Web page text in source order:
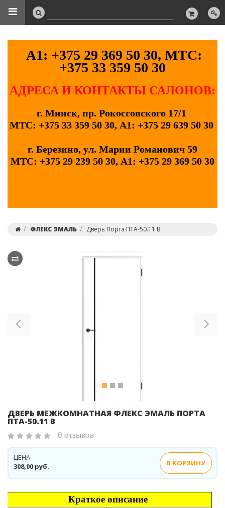
А1: +375 29 369 50 30, МТС:
+375 33 359 50 30
АДРЕСА И КОНТАКТЫ САЛОНОВ:
г. Минск, пр. Рокоссовского 17/1
МТС: +375 33 359 50 30, А1: +375 29 639 50 30
г. Березино, ул. Марии Романович 59
МТС: +375 29 239 50 30, А1: +375 29 369 50 30
ФЛЕКС ЭМАЛЬ Дверь Порта ПТА-50.11 В
ДВЕРЬ МЕЖКОМНАТНАЯ ФЛЕКС ЭМАЛЬ ПОРТА
ПТА-50.11 В
0 отзывов
308,00 руб.
ЦЕНА
В КОРЗИНУ
Краткое описание